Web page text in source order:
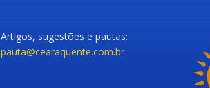
Artigos, sugestões e pautas:
pauta@cearaquente.com.br